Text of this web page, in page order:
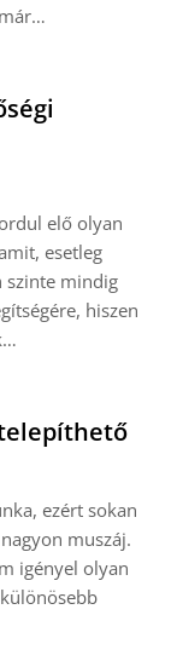
elő olyan
esetleg
szinte mindig
hiszen
ezért sokan
muszáj.
igényel olyan